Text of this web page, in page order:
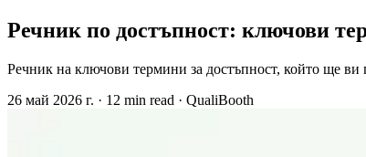
Речник по достъпност: ключови
Речник на ключови термини за достъпност, който ще ви
26 май 2026 г. · 12 min read · QualiBooth